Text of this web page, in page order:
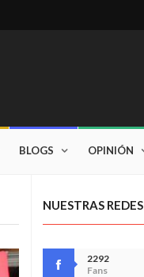
BLOGS OPINIÓN
NUESTRAS REDES
2292
Fans